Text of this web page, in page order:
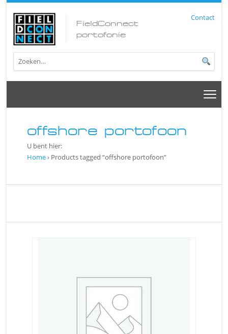
FieldConnect
portofonie
Contact
offshore portofoon
U bent hier:
Home› Products tagged “offshore portofoon”